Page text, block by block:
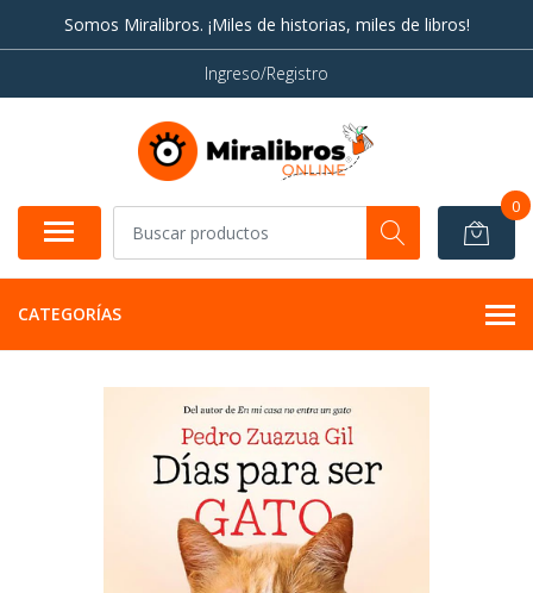
Somos Miralibros. ¡Miles de historias, miles de libros!
Ingreso/Registro
0
CATEGORÍAS